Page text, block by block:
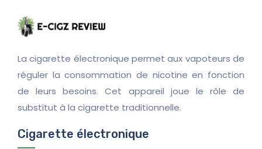
La cigarette électronique permet aux vapoteurs de
réguler la consommation de nicotine en fonction
de leurs besoins. Cet appareil joue le rôle de
substitut à la cigarette traditionnelle.
Cigarette électronique